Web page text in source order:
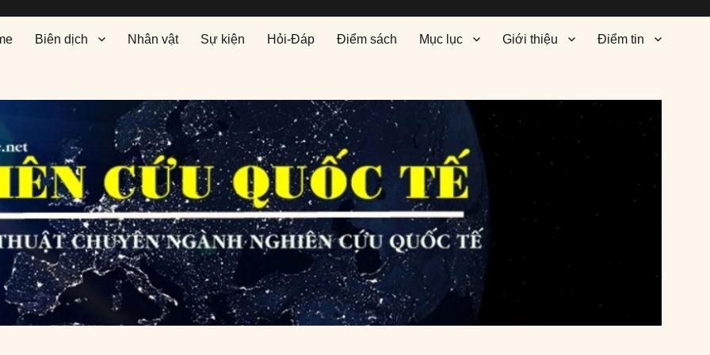
Biên dịch Nhân vật Sự kiện Hỏi-Đáp Điểm sách Mục lục Giới thiệu Điểm tin